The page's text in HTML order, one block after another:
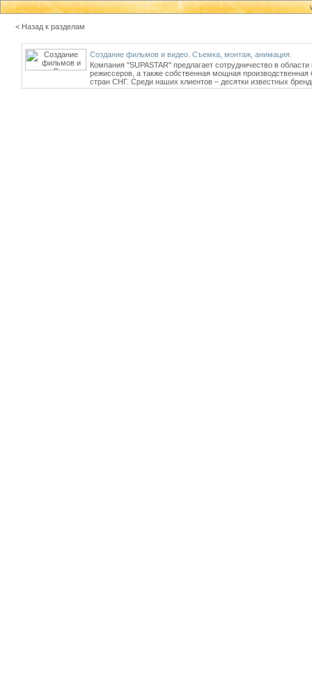
< Назад к разделам
Создание фильмов и видео. Съемка, монтаж, анимация.
Компания "SUPASTAR" предлагает сотрудничество в
режиссеров, а также собственная мощная
стран СНГ. Среди наших клиентов – десятки известных